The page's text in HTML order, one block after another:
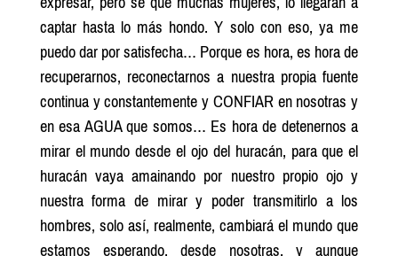
captar hasta lo más hondo. Y solo con eso, ya me
puedo dar por satisfecha… Porque es hora, es hora de
recuperarnos, reconectarnos a nuestra propia fuente
continua y constantemente y CONFIAR en nosotras y
en esa AGUA que somos… Es hora de detenernos a
mirar el mundo desde el ojo del huracán, para que el
huracán vaya amainando por nuestro propio ojo y
nuestra forma de mirar y poder transmitirlo a los
hombres, solo así, realmente, cambiará el mundo que